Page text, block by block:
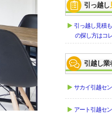
引っ越し
引っ越し見積
の探し方はコ
引越し業
サカイ引越セ
アート引越セ